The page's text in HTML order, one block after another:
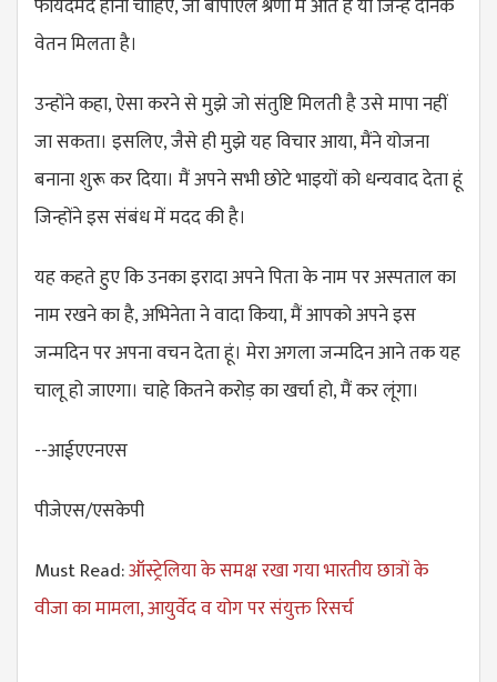
वेतन मिलता है।
उन्होंने कहा, ऐसा करने से मुझे जो संतुष्टि मिलती है उसे मापा नहीं
जा सकता। इसलिए, जैसे ही मुझे यह विचार आया, मैंने योजना
बनाना शुरू कर दिया। मैं अपने सभी छोटे भाइयों को धन्यवाद देता हूं
जिन्होंने इस संबंध में मदद की है।
यह कहते हुए कि उनका इरादा अपने पिता के नाम पर अस्पताल का
नाम रखने का है, अभिनेता ने वादा किया, मैं आपको अपने इस
जन्मदिन पर अपना वचन देता हूं। मेरा अगला जन्मदिन आने तक यह
चालू हो जाएगा। चाहे कितने करोड़ का खर्चा हो, मैं कर लूंगा।
--आईएएनएस
पीजेएस/एसकेपी
Must Read:ऑस्ट्रेलिया के समक्ष रखा गया भारतीय छात्रों के
वीजा का मामला, आयुर्वेद व योग पर संयुक्त रिसर्च